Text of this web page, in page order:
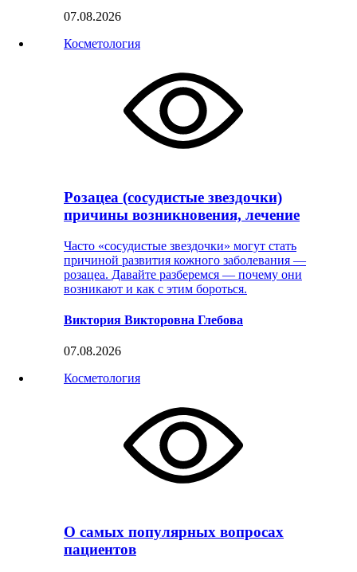
07.08.2026
Косметология
Розацеа (сосудистые звездочки)
причины возникновения, лечение
Часто «сосудистые звездочки» могут стать
причиной развития кожного заболевания —
розацеа. Давайте разберемся — почему они
возникают и как с этим бороться.
Виктория Викторовна Глебова
07.08.2026
Косметология
О самых популярных вопросах
пациентов